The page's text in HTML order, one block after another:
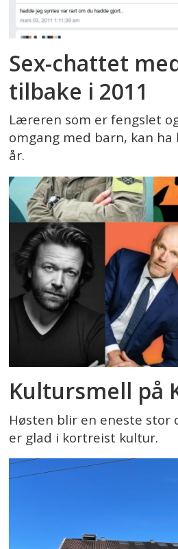
Sex-chattet
tilbake i 2011
Læreren som er fengslet
omgang med barn, kan ha
år.
Kultursmell på
Høsten blir en eneste stor
er glad i kortreist kultur.